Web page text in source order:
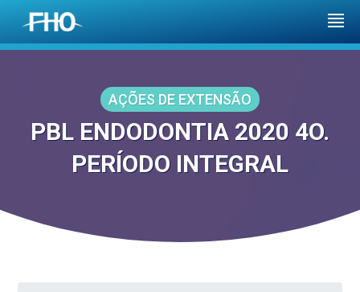
AÇÕES DE EXTENSÃO
PBL ENDODONTIA 2020 4O.
PERÍODO INTEGRAL